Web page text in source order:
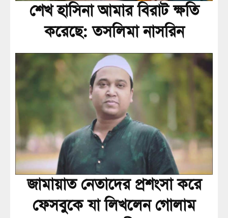
শেখ হাসিনা আমার বিরাট ক্ষতি
করেছে: তসলিমা নাসরিন
জামায়াত নেতাদের প্রশংসা করে
ফেসবুকে যা লিখলেন গোলাম